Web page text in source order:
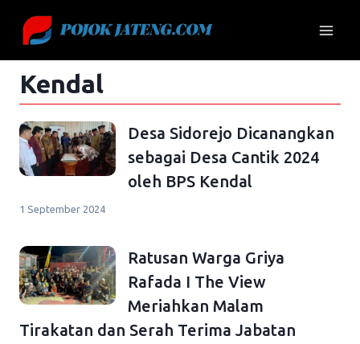
content
Kendal
Desa Sidorejo Dicanangkan
sebagai Desa Cantik 2024
oleh BPS Kendal
1 September 2024
Ratusan Warga Griya
Rafada I The View
Meriahkan Malam
Tirakatan dan Serah Terima Jabatan